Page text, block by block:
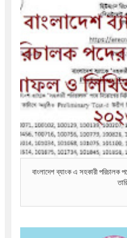
বাংলাদেশ ব্যাংক এ সহকারী পরিচালক